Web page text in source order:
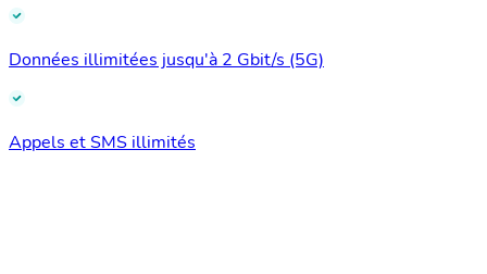
Données illimitées jusqu'à 2 Gbit/s (5G)
Appels et SMS illimités